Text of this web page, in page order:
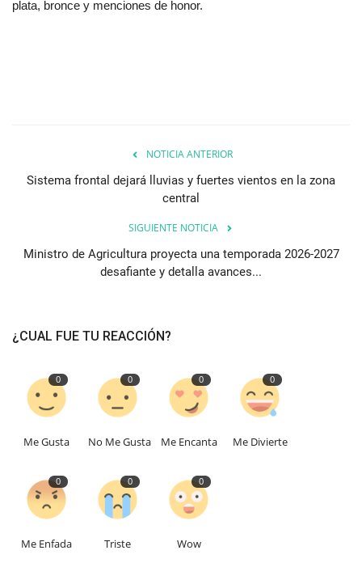
plata, bronce y menciones de honor.
NOTICIA ANTERIOR
Sistema frontal dejará lluvias y fuertes vientos en la zona
central
SIGUIENTE NOTICIA
Ministro de Agricultura proyecta una temporada 2026-2027
desafiante y detalla avances...
¿CUAL FUE TU REACCIÓN?
0
Me Gusta
0
No Me Gusta
0
Me Encanta
0
Me Divierte
0
Me Enfada
0
Triste
0
Wow